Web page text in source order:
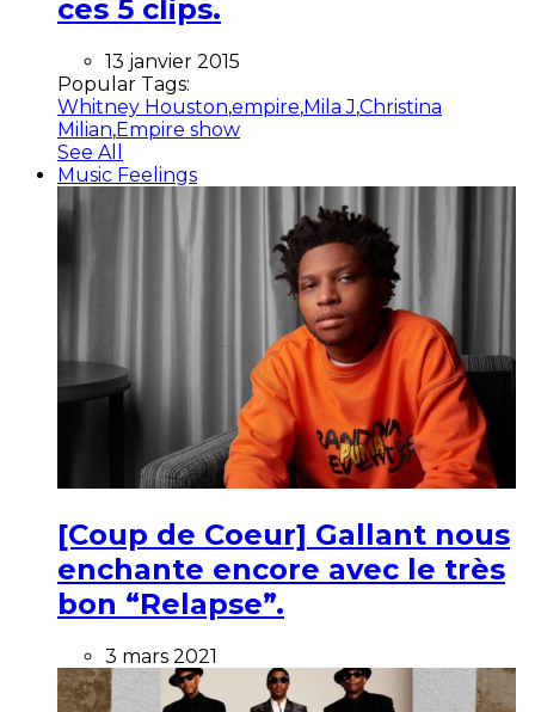
ces 5 clips.
13 janvier 2015
Popular Tags:
Whitney Houston,empire,Mila J,Christina
Milian,Empire show
See All
Music Feelings
[Coup de Coeur] Gallant nous
enchante encore avec le très
bon “Relapse”.
3 mars 2021